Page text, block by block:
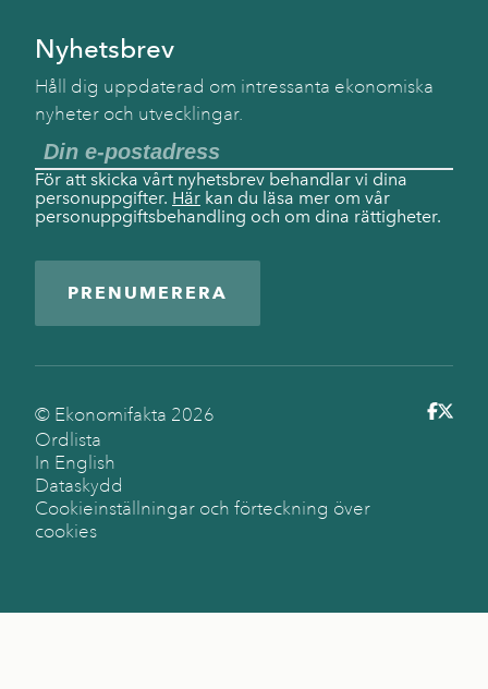
Nyhetsbrev
Håll dig uppdaterad om intressanta ekonomiska
nyheter och utvecklingar.
För att skicka vårt nyhetsbrev behandlar vi dina
personuppgifter. Här kan du läsa mer om vår
personuppgiftsbehandling och om dina rättigheter.
PRENUMERERA
© Ekonomifakta 2026
Ordlista
In English
Dataskydd
Cookieinställningar och förteckning över
cookies